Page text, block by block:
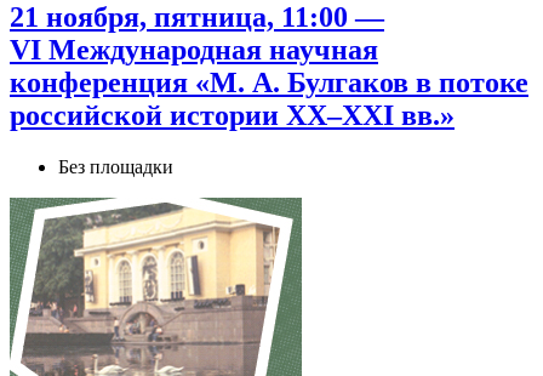
21 ноября, пятница, 11:00 —
VI Международная научная
конференция «М. А. Булгаков в потоке
российской истории XX–XXI вв.»
Без площадки